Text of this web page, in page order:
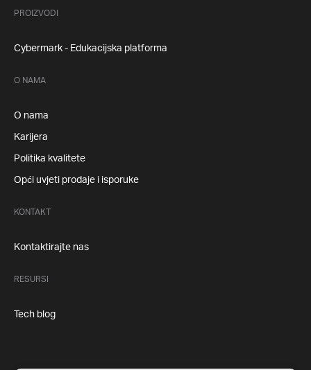
PROIZVODI
Cybermark - Edukacijska platforma
O NAMA
O nama
Karijera
Politika kvalitete
Opći uvjeti prodaje i isporuke
KONTAKT
Kontaktirajte nas
RESURSI
Tech blog